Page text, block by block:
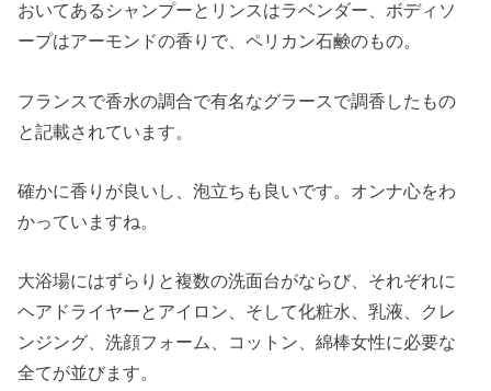
おいてあるシャンプーとリンスはラベンダー、ボディソ
ープはアーモンドの香りで、ペリカン石鹸のもの。
フランスで香水の調合で有名なグラースで調香したもの
と記載されています。
確かに香りが良いし、泡立ちも良いです。オンナ心をわ
かっていますね。
大浴場にはずらりと複数の洗面台がならび、それぞれに
ヘアドライヤーとアイロン、そして化粧水、乳液、クレ
ンジング、洗顔フォーム、コットン、綿棒女性に必要な
全てが並びます。